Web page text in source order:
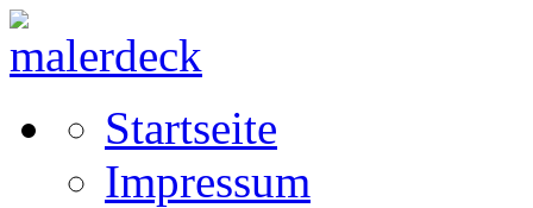
Startseite
Impressum